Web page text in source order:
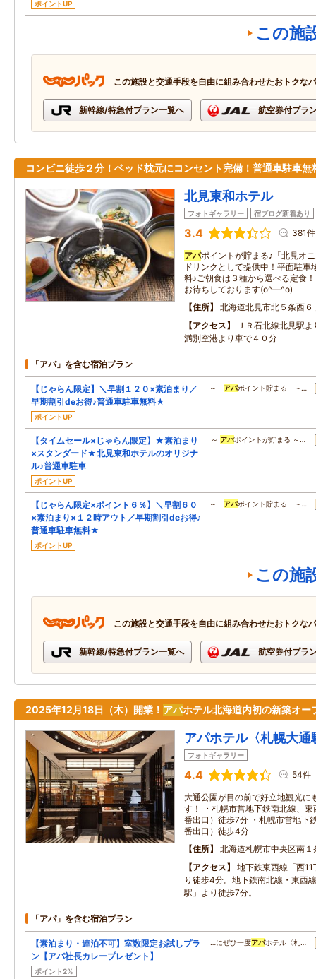
ポイントUP
この施
この施設と交通手段を自由に組み合わせたおトクな
新幹線/特急付プラン一覧へ 航空券付プラ
コンビニ徒歩２分！ベッド枕元にコンセント完備！普通車駐車無
北見東和ホテル
フォトギャラリー 宿ブログ新着あり
3.4 381件
アパポイントが貯まる♪「北見オ
ドリンクとして提供中！平面駐
料♪ご朝食は３種から選べる定食
お待ちしております(o^―^o)
住所
北海道北見市北５条西６
アクセス
ＪＲ石北線北見駅
満別空港より車で４０分
「アパ」を含む宿泊プラン
【じゃらん限定】＼早割１２０×素泊まり／
早期割引deお得♪普通車駐車無料★
ポイントUP
～ アパポイント貯まる ～…
【タイムセール×じゃらん限定】★素泊まり
×スタンダード★北見東和ホテルのオリジナ
ル♪普通車駐車
ポイントUP
～ アパポイントが貯まる ～…
【じゃらん限定×ポイント６％】＼早割６０
×素泊まり×１２時アウト／早期割引deお得♪
普通車駐車無料★
ポイントUP
～ アパポイント貯まる ～…
この施
この施設と交通手段を自由に組み合わせたおトクな
新幹線/特急付プラン一覧へ 航空券付プラ
2025年12月18日（木）開業！ アパホテル北海道内初の新築オー
アパホテル〈札幌大通
フォトギャラリー
4.4 54件
大通公園が目の前で好立地観光に
す！ ・札幌市営地下鉄南北線、
番出口）徒歩7分 ・札幌市営地下
番出口）徒歩4分
住所
北海道札幌市中央区南
アクセス
地下鉄東西線「西
り徒歩4分。地下鉄南北線・東西
駅」より徒歩7分。
「アパ」を含む宿泊プラン
【素泊まり・連泊不可】室数限定お試しプラ
ン【アパ社長カレープレゼント】
ポイント2%
…にぜひ一度アパホテル〈札…